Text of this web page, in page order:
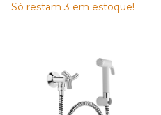
Só restam3 em estoque!